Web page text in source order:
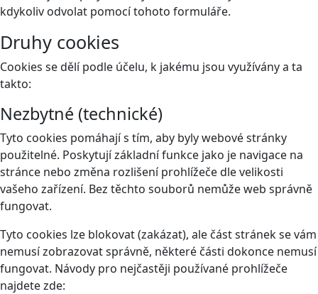
kdykoliv odvolat pomocí tohoto formuláře.
Druhy cookies
Cookies se dělí podle účelu, k jakému jsou využívány a ta
takto:
Nezbytné (technické)
Tyto cookies pomáhají s tím, aby byly webové stránky
použitelné. Poskytují základní funkce jako je navigace na
stránce nebo změna rozlišení prohlížeče dle velikosti
vašeho zařízení. Bez těchto souborů nemůže web správně
fungovat.
Tyto cookies lze blokovat (zakázat), ale část stránek se vám
nemusí zobrazovat správně, některé části dokonce nemusí
fungovat. Návody pro nejčastěji používané prohlížeče
najdete zde: